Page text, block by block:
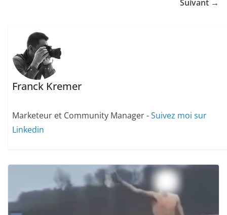
Suivant →
Franck Kremer
Marketeur et Community Manager -Suivez moi sur
Linkedin